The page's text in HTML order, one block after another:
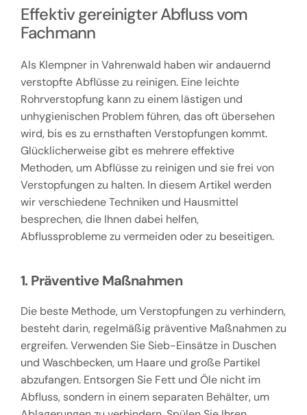
Effektiv gereinigter Abfluss vom
Fachmann
Als Klempner in Vahrenwald haben wir andauernd
verstopfte Abflüsse zu reinigen. Eine leichte
Rohrverstopfung kann zu einem lästigen und
unhygienischen Problem führen, das oft übersehen
wird, bis es zu ernsthaften Verstopfungen kommt.
Glücklicherweise gibt es mehrere effektive
Methoden, um Abflüsse zu reinigen und sie frei von
Verstopfungen zu halten. In diesem Artikel werden
wir verschiedene Techniken und Hausmittel
besprechen, die Ihnen dabei helfen,
Abflussprobleme zu vermeiden oder zu beseitigen.
1. Präventive Maßnahmen
Die beste Methode, um Verstopfungen zu verhindern,
besteht darin, regelmäßig präventive Maßnahmen zu
ergreifen. Verwenden Sie Sieb-Einsätze in Duschen
und Waschbecken, um Haare und große Partikel
abzufangen. Entsorgen Sie Fett und Öle nicht im
Abfluss, sondern in einem separaten Behälter, um